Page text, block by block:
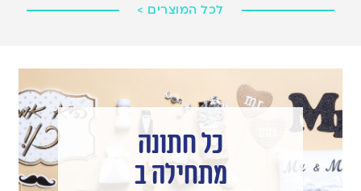
לכל המוצרים >
כל חתונה
מתחילה ב